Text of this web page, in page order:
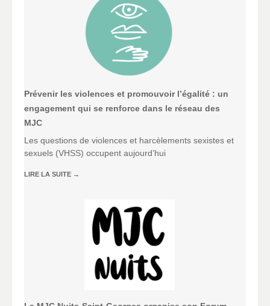
Prévenir les violences et promouvoir l’égalité : un
engagement qui se renforce dans le réseau des
MJC
Les questions de violences et harcèlements sexistes et
sexuels (VHSS) occupent aujourd’hui
LIRE LA SUITE →